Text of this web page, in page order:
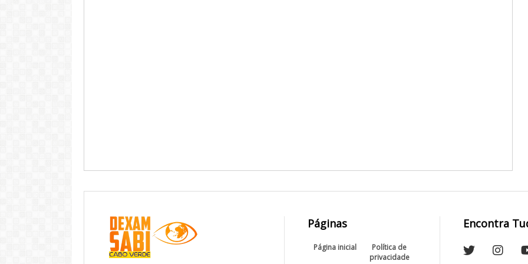
Páginas
Página inicial
Política de
privacidade
Encontra